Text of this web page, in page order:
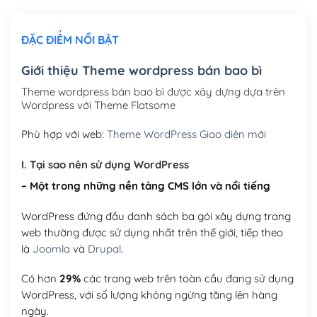
Mua thêm Host + Tên miền
Tên miền quốc tế .com .net .org (1 năm)
(+300,000₫)
Tên miền Việt Nam .vn (1 năm) (+550,000₫)
Hosting 5GB SSD (1 năm)
ĐẶC ĐIỂM NỔI BẬT
Giới thiệu Theme wordpress bán bao bì
Theme wordpress bán bao bì được xây dựng dựa trên
Wordpress với Theme Flatsome
Phù hợp với web: Theme WordPress Giao diện mới
I. Tại sao nên sử dụng WordPress
– Một trong những nền tảng CMS lớn và nổi tiếng
WordPress đứng đầu danh sách ba gói xây dựng trang
web thường được sử dụng nhất trên thế giới, tiếp theo
là Joomla và Drupal.
Có hơn 29%các trang web trên toàn cầu đang sử dụng
WordPress, với số lượng không ngừng tăng lên hàng
ngày.